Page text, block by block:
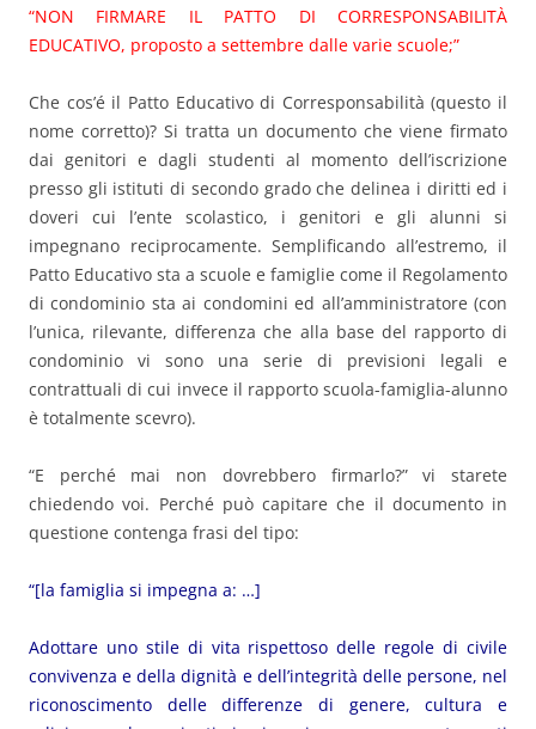
“NON FIRMARE IL PATTO DI CORRESPONSABILITÀ
EDUCATIVO, proposto a settembre dalle varie scuole;”
Che cos’é il Patto Educativo di Corresponsabilità (questo il
nome corretto)? Si tratta un documento che viene firmato
dai genitori e dagli studenti al momento dell’iscrizione
presso gli istituti di secondo grado che delinea i diritti ed i
doveri cui l’ente scolastico, i genitori e gli alunni si
impegnano reciprocamente. Semplificando all’estremo, il
Patto Educativo sta a scuole e famiglie come il Regolamento
di condominio sta ai condomini ed all’amministratore (con
l’unica, rilevante, differenza che alla base del rapporto di
condominio vi sono una serie di previsioni legali e
contrattuali di cui invece il rapporto scuola-famiglia-alunno
è totalmente scevro).
“E perché mai non dovrebbero firmarlo?” vi starete
chiedendo voi. Perché può capitare che il documento in
questione contenga frasi del tipo:
“[la famiglia si impegna a: …]
Adottare uno stile di vita rispettoso delle regole di civile
convivenza e della dignità e dell’integrità delle persone, nel
riconoscimento delle differenze di genere, cultura e